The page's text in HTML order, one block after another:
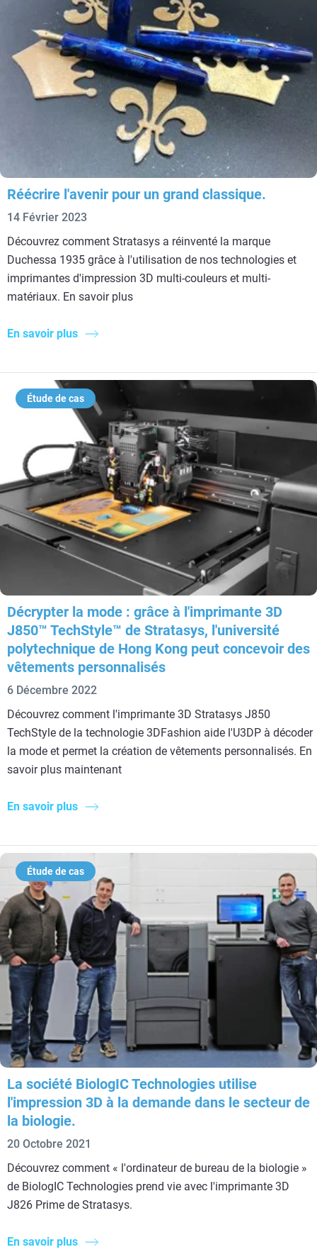
Réécrire l'avenir pour un grand classique.
14 Février 2023
Découvrez comment Stratasys a réinventé la marque
Duchessa 1935 grâce à l'utilisation de nos technologies et
imprimantes d'impression 3D multi-couleurs et multi-
matériaux. En savoir plus
En savoir plus
Étude de cas
Décrypter la mode : grâce à l'imprimante 3D
J850™ TechStyle™ de Stratasys, l'université
polytechnique de Hong Kong peut concevoir des
vêtements personnalisés
6 Décembre 2022
Découvrez comment l'imprimante 3D Stratasys J850
TechStyle de la technologie 3DFashion aide l'U3DP à décoder
la mode et permet la création de vêtements personnalisés. En
savoir plus maintenant
En savoir plus
Étude de cas
La société BiologIC Technologies utilise
l'impression 3D à la demande dans le secteur de
la biologie.
20 Octobre 2021
Découvrez comment « l'ordinateur de bureau de la biologie »
de BiologIC Technologies prend vie avec l'imprimante 3D
J826 Prime de Stratasys.
En savoir plus